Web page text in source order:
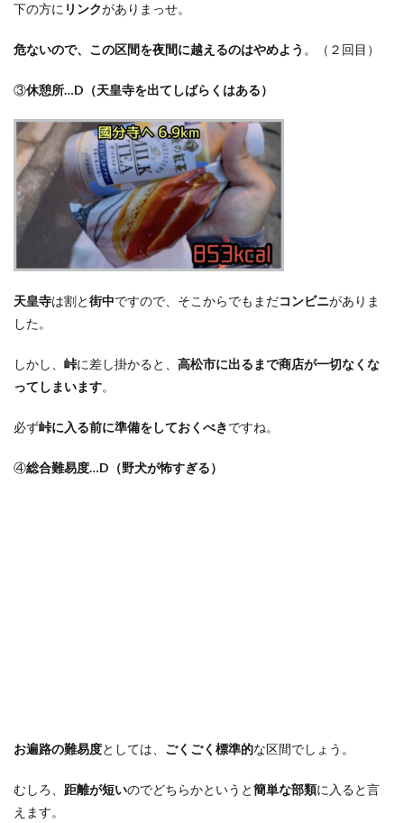
下の方に リンクがありまっせ。
危ないので、この区間を夜間に越えるのはやめよう 。 （２回目）
③休憩所…D （天皇寺を出てしばらくはある）
天皇寺は割と街中ですので、そこからでもまだコンビニがありま
した。
しかし、 峠に差し掛かると、 高松市に出るまで商店が一切なくな
ってしまいます。
必ず峠に入る前に準備をしておくべきですね。
④総合難易度…D （野犬が怖すぎる）
お遍路の難易度としては、 ごくごく標準的な区間でしょう。
むしろ、 距離が短いのでどちらかというと簡単な部類に入ると言
えます。